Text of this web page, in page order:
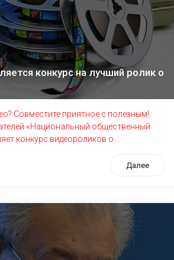
конкурс на лучший ролик о
Совместите приятное с полезным!
«Национальный общественный
конкурс видеороликов о ...
Далее